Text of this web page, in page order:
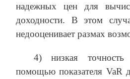
надежных цен для
доходности. В этом
недооценивает размах
4) низкая
помощью показателя VaR